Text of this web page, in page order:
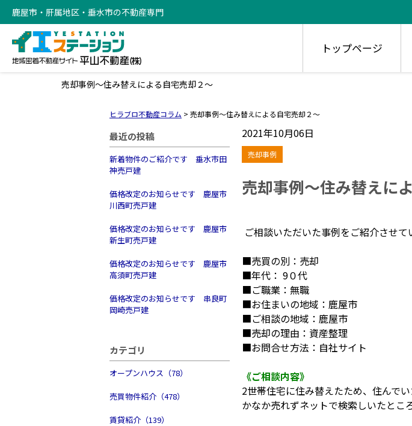
鹿屋市・肝属地区・垂水市の不動産専門
トップページ
売却事例～住み替えによる自宅売却２～
ヒラブロ不動産コラム > 売却事例～住み替えによる自宅売却２～
最近の投稿
新着物件のご紹介です 垂水市田
神売戸建
価格改定のお知らせです 鹿屋市
川西町売戸建
価格改定のお知らせです 鹿屋市
新生町売戸建
価格改定のお知らせです 鹿屋市
高須町売戸建
価格改定のお知らせです 串良町
岡崎売戸建
カテゴリ
オープンハウス（78）
売買物件紹介（478）
賃貸紹介（139）
2021年10月06日
売却事例
売却事例～住み替えに
ご相談いただいた事例をご紹介させて
■売買の別：売却
■年代： 9０代
■ご職業：無職
■お住まいの地域：鹿屋市
■ご相談の地域：鹿屋市
■売却の理由：資産整理
■お問合せ方法：自社サイト
《ご相談内容》
2世帯住宅に住み替えたため、住んで
かなか売れずネットで検索しいたとこ